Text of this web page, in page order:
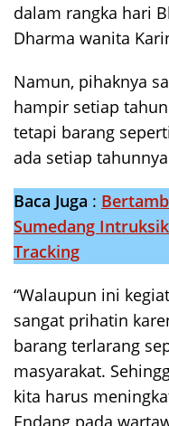
dalam rangka hari
Dharma wanita
Namun, pihaknya
hampir setiap
tetapi barang
ada setiap
Baca Juga :
Sumedang
Tracking
“Walaupun ini
sangat prihatin
barang terlarang
masyarakat.
kita harus
Endang pada